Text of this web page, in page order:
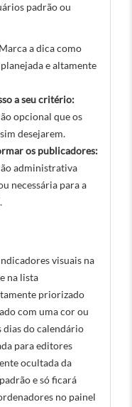
padrão ou
Marca a dica como
e altamente
a seu critério:
opcional que os
desejarem.
os publicadores:
administrativa
necessária para a
visuais na
na lista
priorizado
com uma cor ou
dias do calendário
para editores
ocultada da
e só ficará
no painel